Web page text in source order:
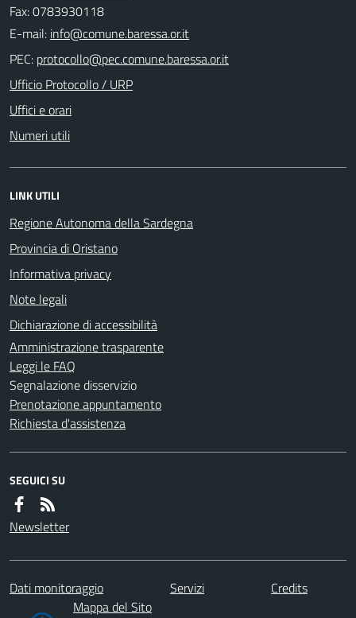
Fax: 0783930118
E-mail:
PEC:
Ufficio Protocollo / URP
Uffici e orari
Numeri utili
LINK UTILI
Regione Autonoma della Sardegna
Provincia di Oristano
Informativa privacy
Note legali
Dichiarazione di accessibilità
Amministrazione trasparente
Leggi le FAQ
Segnalazione disservizio
Prenotazione appuntamento
Richiesta d'assistenza
SEGUICI SU
Newsletter
Dati monitoraggio Servizi
Credits
Mappa del Sito